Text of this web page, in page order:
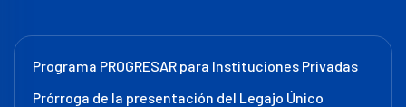
Programa PROGRESAR para Instituciones Privadas
Prórroga de la presentación del Legajo Único